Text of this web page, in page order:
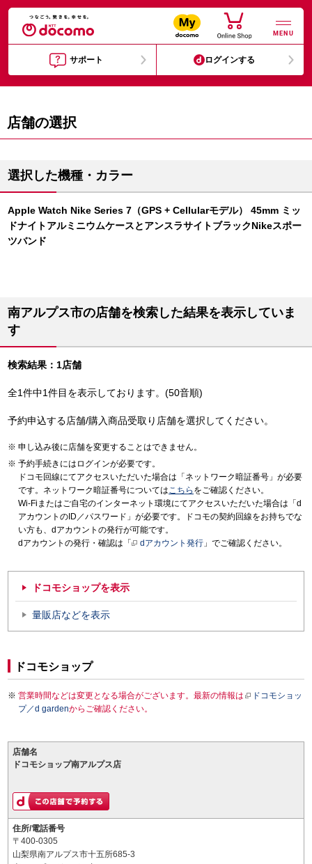
MENU
サポート ログインする
店舗の選択
選択した機種・カラー
Apple Watch Nike Series 7（GPS + Cellularモデル） 45mm ミッ
ドナイトアルミニウムケースとアンスラサイトブラックNikeスポー
ツバンド
南アルプス市の店舗を検索した結果を表示していま
す
検索結果：1店舗
全1件中1件目を表示しております。(50音順)
予約申込する店舗/購入商品受取り店舗を選択してください。
申し込み後に店舗を変更することはできません。
予約手続きにはログインが必要です。
ドコモ回線にてアクセスいただいた場合は「ネットワーク暗証番号」が必要
です。ネットワーク暗証番号についてはこちら をご確認ください。
Wi-Fiまたはご自宅のインターネット環境にてアクセスいただいた場合は「d
アカウントのID／パスワード」が必要です。ドコモの契約回線をお持ちでな
い方も、dアカウントの発行が可能です。
dアカウントの発行・確認は「
dアカウント発行 」でご確認ください。
ドコモショップを表示
量販店などを表示
ドコモショップ
営業時間などは変更となる場合がございます。最新の情報は
ドコモショッ
プ／d gardenからご確認ください。
店舗名
ドコモショップ南アルプス店
住所/電話番号
〒400-0305
山梨県南アルプス市十五所685-3